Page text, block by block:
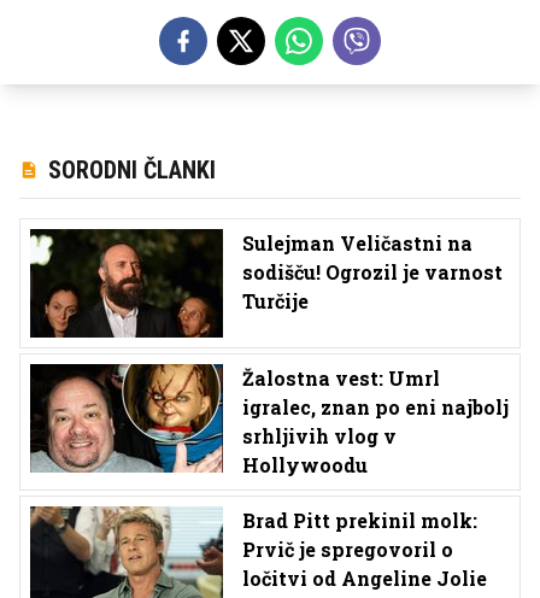
SORODNI ČLANKI
Sulejman Veličastni na
sodišču! Ogrozil je varnost
Turčije
Žalostna vest: Umrl
igralec, znan po eni najbolj
srhljivih vlog v
Hollywoodu
Brad Pitt prekinil molk:
Prvič je spregovoril o
ločitvi od Angeline Jolie